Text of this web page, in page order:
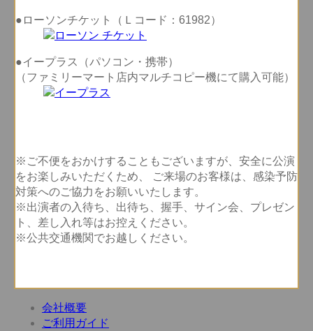
●ローソンチケット（Ｌコード：61982）
●イープラス（パソコン・携帯）
（ファミリーマート店内マルチコピー機にて購入可能）
※ご不便をおかけすることもございますが、安全に公演
をお楽しみいただくため、 ご来場のお客様は、感染予防
対策へのご協力をお願いいたします。
※出演者の入待ち、出待ち、握手、サイン会、プレゼン
ト、差し入れ等はお控えください。
※公共交通機関でお越しください。
会社概要
ご利用ガイド